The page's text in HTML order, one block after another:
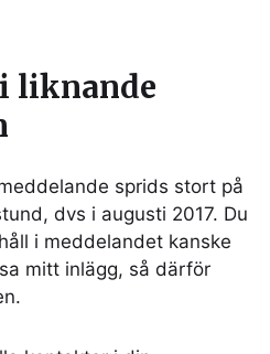
liknande
sprids stort på
dvs i augusti 2017. Du
i meddelandet kanske
mitt inlägg, så därför